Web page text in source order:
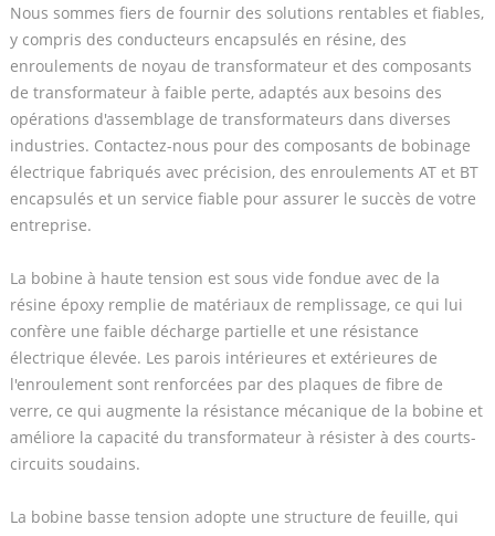
Nous sommes fiers de fournir des solutions rentables et fiables,
y compris des conducteurs encapsulés en résine, des
enroulements de noyau de transformateur et des composants
de transformateur à faible perte, adaptés aux besoins des
opérations d'assemblage de transformateurs dans diverses
industries. Contactez-nous pour des composants de bobinage
électrique fabriqués avec précision, des enroulements AT et BT
encapsulés et un service fiable pour assurer le succès de votre
entreprise.
La bobine à haute tension est sous vide fondue avec de la
résine époxy remplie de matériaux de remplissage, ce qui lui
confère une faible décharge partielle et une résistance
électrique élevée. Les parois intérieures et extérieures de
l'enroulement sont renforcées par des plaques de fibre de
verre, ce qui augmente la résistance mécanique de la bobine et
améliore la capacité du transformateur à résister à des courts-
circuits soudains.
La bobine basse tension adopte une structure de feuille, qui